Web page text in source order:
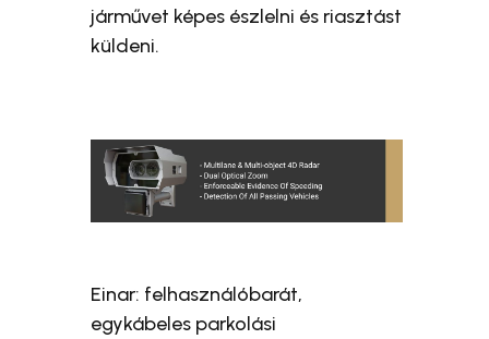
járművet képes észlelni és riasztást
küldeni.
Einar: felhasználóbarát,
egykábeles parkolási